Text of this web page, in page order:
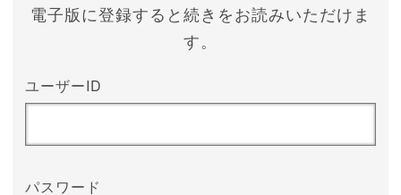
電子版に登録すると続きをお読みいただけま
す。
ユーザーID
パスワード